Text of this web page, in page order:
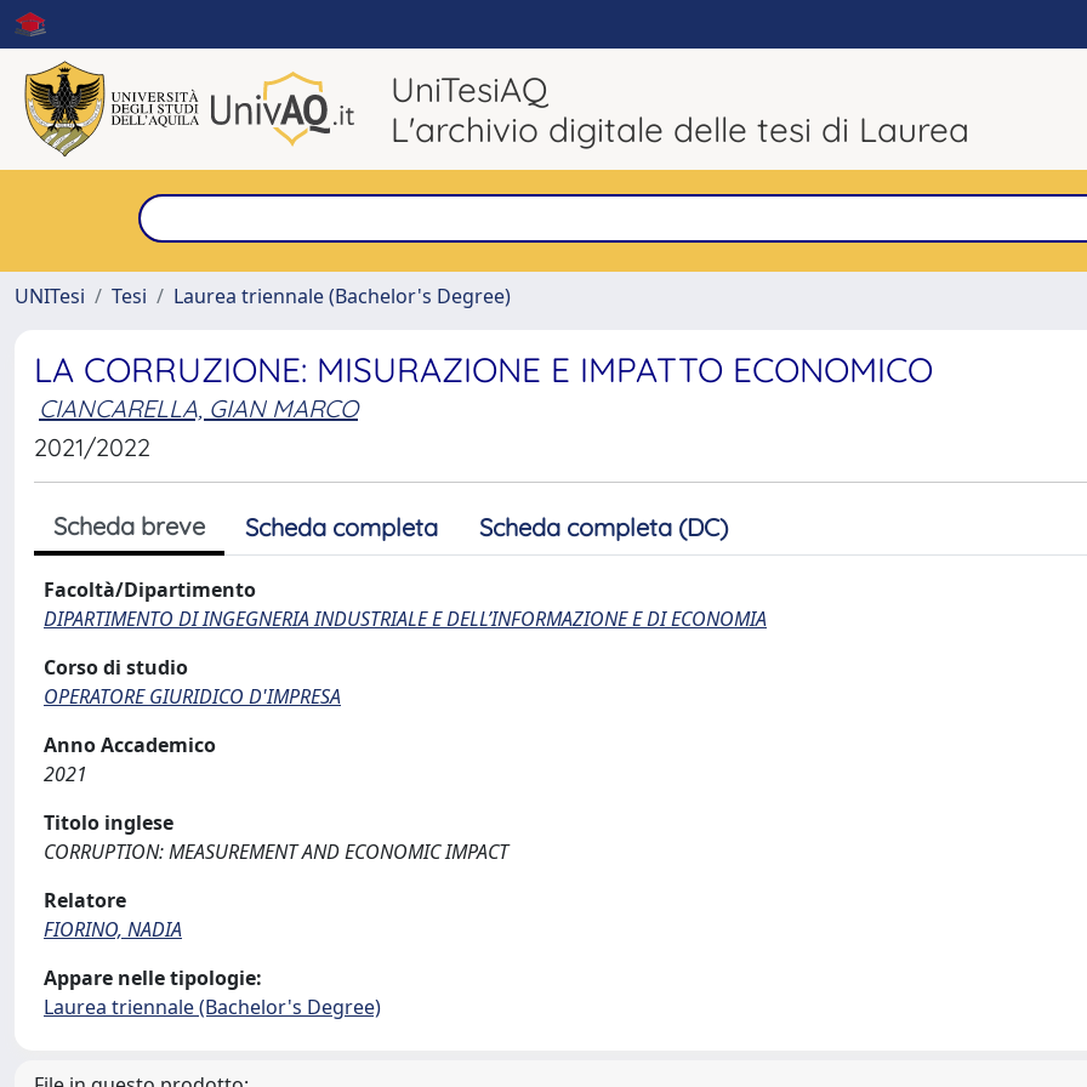
UniTesiAQ
L'archivio digitale delle tesi di Laurea
UNITesi
Tesi Laurea triennale (Bachelor's Degree)
LA CORRUZIONE: MISURAZIONE E IMPATTO ECONOMICO
CIANCARELLA, GIAN MARCO
2021/2022
Scheda breve Scheda completa Scheda completa (DC)
Facoltà/Dipartimento
DIPARTIMENTO DI INGEGNERIA INDUSTRIALE E DELL’INFORMAZIONE E DI ECONOMIA
Corso di studio
OPERATORE GIURIDICO D'IMPRESA
Anno Accademico
2021
Titolo inglese
CORRUPTION: MEASUREMENT AND ECONOMIC IMPACT
Relatore
FIORINO, NADIA
Appare nelle tipologie:
Laurea triennale (Bachelor's Degree)